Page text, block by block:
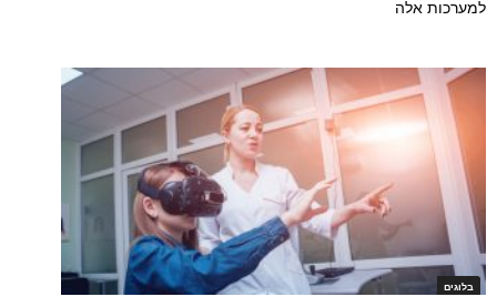
למערכות אלה
בלוגים